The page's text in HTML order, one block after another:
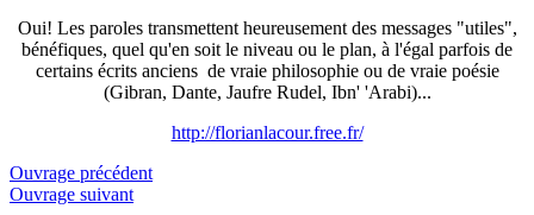
Oui! Les paroles transmettent heureusement des messages "utiles",
bénéfiques, quel qu'en soit le niveau ou le plan, à l'égal parfois de
certains écrits anciens de vraie philosophie ou de vraie poésie
(Gibran, Dante, Jaufre Rudel, Ibn' 'Arabi)...
http://florianlacour.free.fr/
Ouvrage précédent
Ouvrage suivant